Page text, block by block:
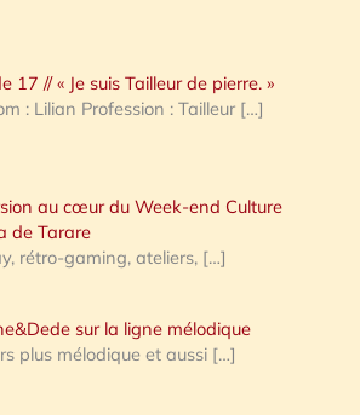
17 // « Je suis Tailleur de pierre. »
: Lilian Profession : Tailleur […]
au cœur du Week-end Culture
de Tarare
rétro-gaming, ateliers, […]
sur la ligne mélodique
plus mélodique et aussi […]